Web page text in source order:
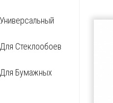
Стеклообоев
Бумажных